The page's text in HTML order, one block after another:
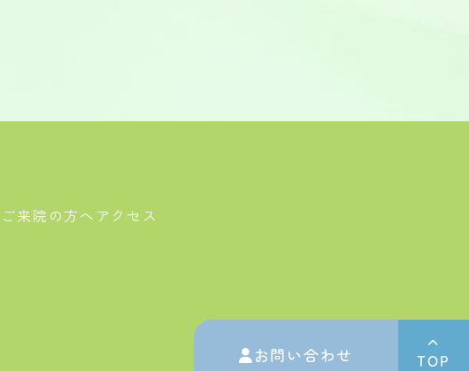
お問い合わせ TOP
ご来院の方へ アクセス